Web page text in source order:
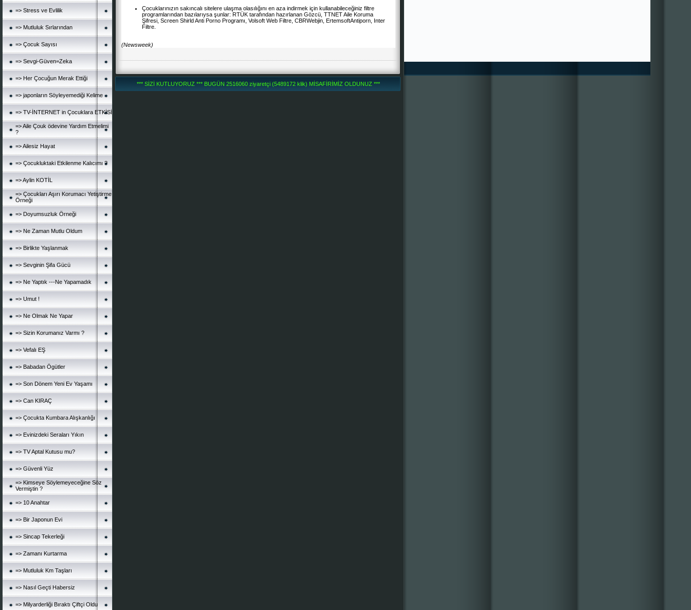
=> Stress ve Evlilik
=> Mutluluk Sırlarından
=> Çocuk Sayısı
=> Sevgi-Güven=Zeka
=> Her Çocuğun Merak Ettiği
=> japonların Söyleyemediği Kelime
=> TV-İNTERNET in Çocuklara ETKİSİ
=> Aile Çouk ödevine Yardım Etmelimi
?
=> Ailesiz Hayat
=> Çocukluktaki Etkilenme Kalıcımı ?
=> Aylin KOTİL
=> Çocukları Aşırı Korumacı Yetiştirme
Örneği
=> Doyumsuzluk Örneği
=> Ne Zaman Mutlu Oldum
=> Birlikte Yaşlanmak
=> Sevginin Şifa Gücü
=> Ne Yaptık ---Ne Yapamadık
=> Umut !
=> Ne Olmak Ne Yapar
=> Sizin Korumanız Varmı ?
=> Vefalı EŞ
=> Babadan Ögütler
=> Son Dönem Yeni Ev Yaşamı
=> Can KIRAÇ
=> Çocukta Kumbara Alışkanlığı
=> Evinizdeki Seraları Yıkın
=> TV Aptal Kutusu mu?
=> Güvenli Yüz
=> Kimseye Söylemeyeceğine Söz
Vermiştin ?
=> 10 Anahtar
=> Bir Japonun Evi
=> Sincap Tekerleği
=> Zamanı Kurtarma
=> Mutluluk Km Taşları
=> Nasıl Geçti Habersiz
=> Milyarderliği Bıraktı Çiftçi Oldu
Çocuklarınızın sakıncalı sitelere ulaşma olasılığını en aza indirmek için kullanabileceğiniz filtre
programlarından bazılarıysa şunlar: RTÜK tarafından hazırlanan Gözcü, TTNET Aile Koruma
Şifresi, Screen Shirld Anti Porno Programı, Volsoft Web Filtre, CBRWebjin, ErtemsoftAntiporn, Inter
Filtre.
(Newsweek)
*** SİZİ KUTLUYORUZ *** BUGÜN 2516060 ziyaretçi (5489172 klik) MİSAFİRİMİZ OLDUNUZ ***